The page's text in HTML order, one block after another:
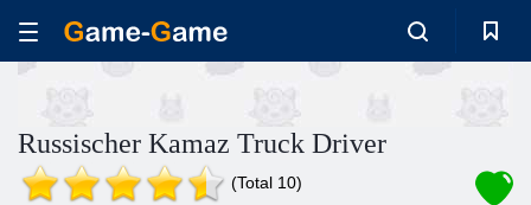
Russischer Kamaz Truck Driver
(Total 10)